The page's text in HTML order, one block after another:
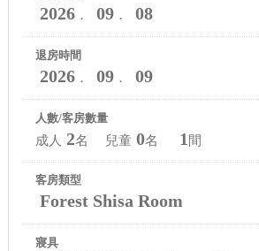
2026． 09． 08
退房時間
2026． 09． 09
人數/客房數量
成人 2名 兒童 0名 1 間
客房類型
Forest Shisa Room
寢具